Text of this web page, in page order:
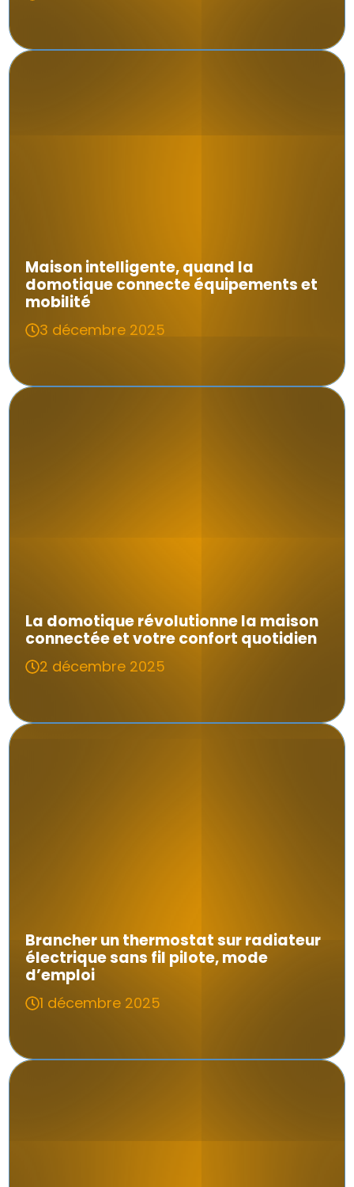
Maison intelligente, quand la
domotique connecte équipements et
mobilité
3 décembre 2025
La domotique révolutionne la maison
connectée et votre confort quotidien
2 décembre 2025
Brancher un thermostat sur radiateur
électrique sans fil pilote, mode
d’emploi
1 décembre 2025